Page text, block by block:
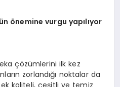
önemine vurgu yapılıyor
çözümlerini ilk kez
zorlandığı noktalar da
kaliteli, çeşitli ve temiz